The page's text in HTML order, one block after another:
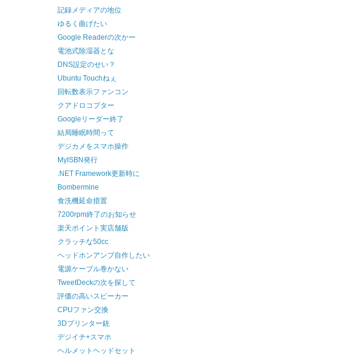
記録メディアの地位
ゆるく曲げたい
Google Readerの次かー
電池式除湿器とな
DNS設定のせい？
Ubuntu Touchねぇ
回転数表示ファンコン
クアドロコプター
Googleリーダー終了
結局睡眠時間って
デジカメをスマホ操作
MyISBN発行
.NET Framework更新時に
Bombermine
食洗機延命措置
7200rpm終了のお知らせ
楽天ポイント実店舗版
クラッチな50cc
ヘッドホンアンプ自作したい
電源ケーブル巻かない
TweetDeckの次を探して
評価の高いスピーカー
CPUファン交換
3Dプリンター銃
デジイチ+スマホ
ヘルメットヘッドセット